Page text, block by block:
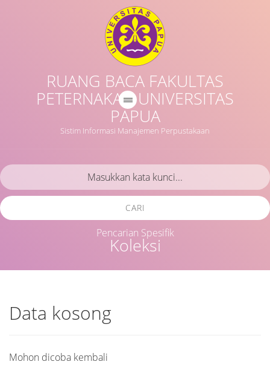
RUANG BACA FAKULTAS
PETERNAKAN UNIVERSITAS
PAPUA
Sistim Informasi Manajemen Perpustakaan
Koleksi
CARI
Pencarian Spesifik
Data kosong
Mohon dicoba kembali